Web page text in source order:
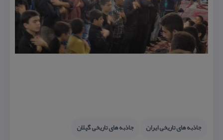
جاذبه های تاریخی ایران
جاذبه های تاریخی گیلان